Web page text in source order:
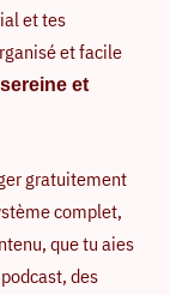
et tes
et facile
et
gratuitement
complet,
que tu aies
des